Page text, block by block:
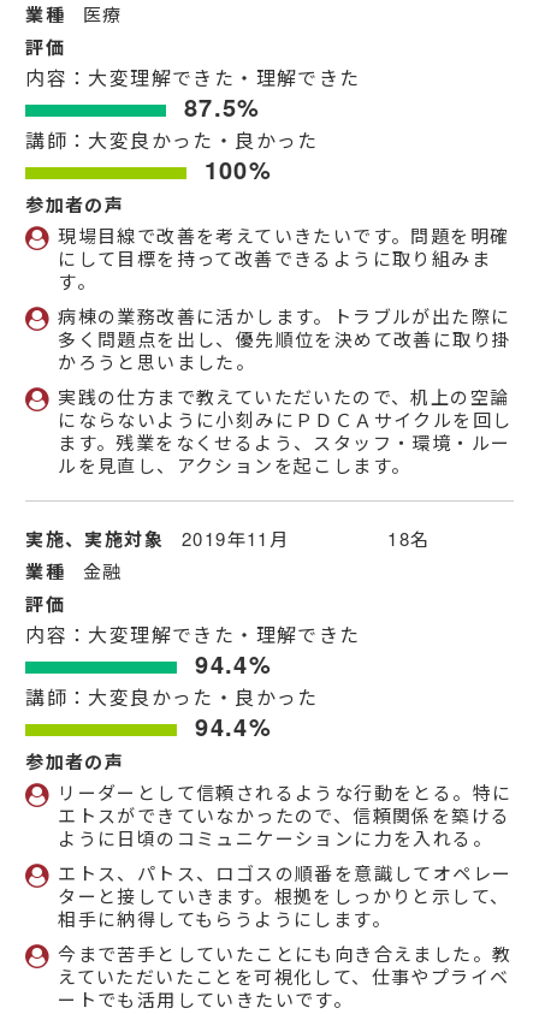
業種 医療
評価
内容：大変理解できた・理解できた
87.5%
講師：大変良かった・良かった
100%
参加者の声
現場目線で改善を考えていきたいです。問題を明確
にして目標を持って改善できるように取り組みま
す。
病棟の業務改善に活かします。トラブルが出た際に
多く問題点を出し、優先順位を決めて改善に取り掛
かろうと思いました。
実践の仕方まで教えていただいたので、机上の空論
にならないように小刻みにＰＤＣＡサイクルを回し
ます。残業をなくせるよう、スタッフ・環境・ルー
ルを見直し、アクションを起こします。
実施、実施対象 2019年11月 18名
業種 金融
評価
内容：大変理解できた・理解できた
94.4%
講師：大変良かった・良かった
94.4%
参加者の声
リーダーとして信頼されるような行動をとる。特に
エトスができていなかったので、信頼関係を築ける
ように日頃のコミュニケーションに力を入れる。
エトス、パトス、ロゴスの順番を意識してオペレー
ターと接していきます。根拠をしっかりと示して、
相手に納得してもらうようにします。
今まで苦手としていたことにも向き合えました。教
えていただいたことを可視化して、仕事やプライベ
ートでも活用していきたいです。